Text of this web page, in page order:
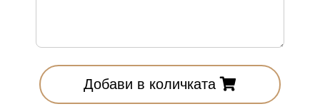
Добави в количката